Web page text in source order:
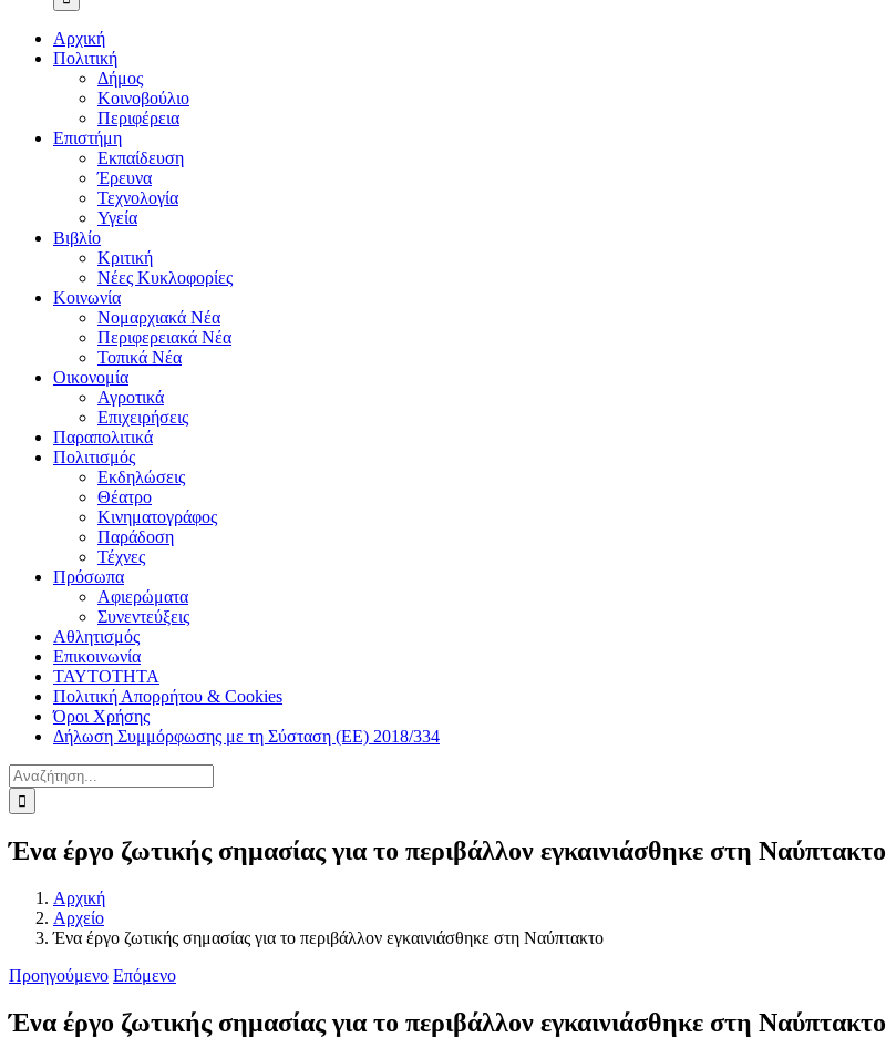
Αρχική
Πολιτική
Δήμος
Κοινοβούλιο
Περιφέρεια
Επιστήμη
Εκπαίδευση
Έρευνα
Τεχνολογία
Υγεία
Βιβλίο
Κριτική
Νέες Κυκλοφορίες
Κοινωνία
Νομαρχιακά Νέα
Περιφερειακά Νέα
Τοπικά Νέα
Οικονομία
Αγροτικά
Επιχειρήσεις
Παραπολιτικά
Πολιτισμός
Εκδηλώσεις
Θέατρο
Κινηματογράφος
Παράδοση
Τέχνες
Πρόσωπα
Αφιερώματα
Συνεντεύξεις
Αθλητισμός
Επικοινωνία
ΤΑΥΤΟΤΗΤΑ
Πολιτική Απορρήτου & Cookies
Όροι Χρήσης
Δήλωση Συμμόρφωσης με τη Σύσταση (ΕΕ) 2018/334
Αναζήτηση
για:
Ένα έργο ζωτικής σημασίας για το περιβάλλον εγκαινιάσθηκε στη Ναύπτακτο
Αρχική
Αρχείο
Ένα έργο ζωτικής σημασίας για το περιβάλλον εγκαινιάσθηκε στη Ναύπτακτο
Προηγούμενο Επόμενο
Ένα έργο ζωτικής σημασίας για το περιβάλλον εγκαινιάσθηκε στη Ναύπτακτο